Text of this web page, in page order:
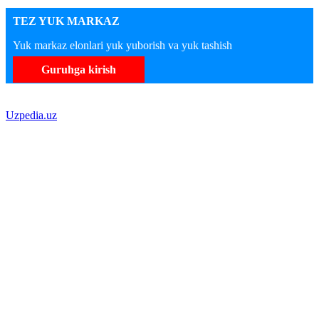
TEZ YUK MARKAZ
Yuk markaz elonlari yuk yuborish va yuk tashish
Guruhga kirish
Uzpedia.uz